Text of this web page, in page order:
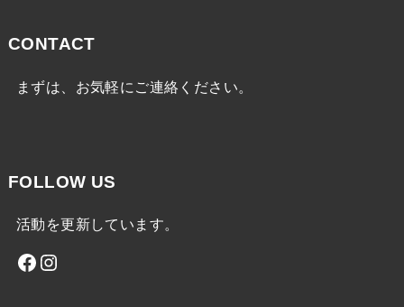
CONTACT
まずは、お気軽にご連絡ください。
FOLLOW US
活動を更新しています。
Facebook
Instagram